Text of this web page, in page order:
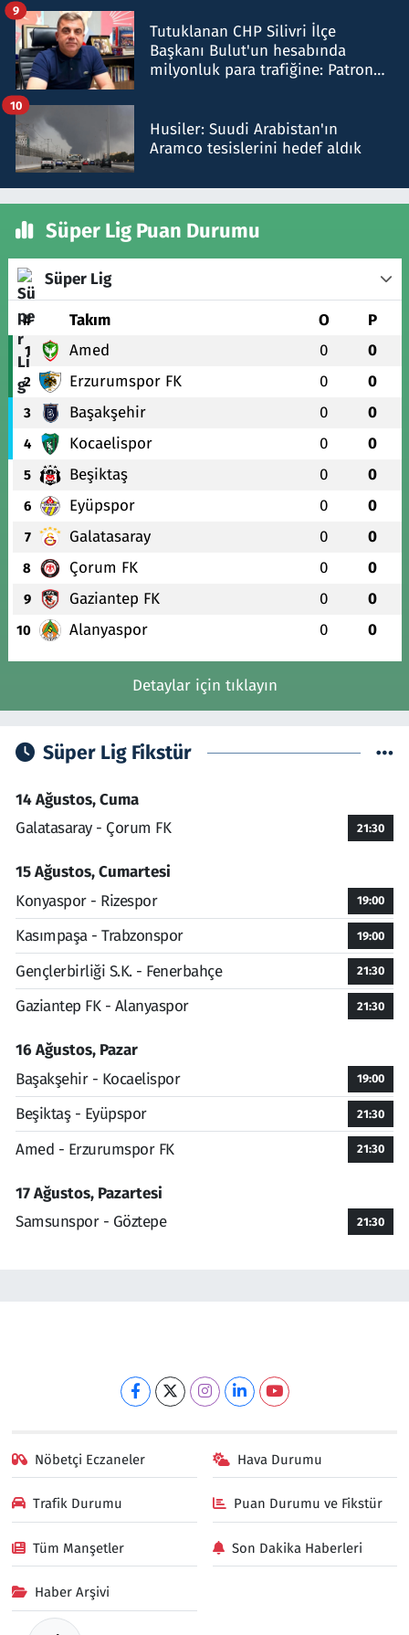
Tutuklanan CHP Silivri İlçe
Başkanı Bulut'un hesabında
milyonluk para trafiğine: Patron
9
Husiler: Suudi Arabistan'ın
Aramco tesislerini hedef aldık
10
Süper Lig Puan Durumu
Süper Lig
# Takım O P
1 Amed 0 0
2 Erzurumspor FK 0 0
3 Başakşehir 0 0
4 Kocaelispor 0 0
5 Beşiktaş 0 0
6 Eyüpspor 0 0
7 Galatasaray 0 0
8 Çorum FK 0 0
9 Gaziantep FK 0 0
10 Alanyaspor 0 0
Detaylar için tıklayın
Süper Lig Fikstür
14 Ağustos, Cuma
Galatasaray - Çorum FK
21:30
15 Ağustos, Cumartesi
Konyaspor - Rizespor
19:00
Kasımpaşa - Trabzonspor 19:00
Gençlerbirliği S.K. - Fenerbahçe 21:30
Gaziantep FK - Alanyaspor 21:30
16 Ağustos, Pazar
Başakşehir - Kocaelispor
19:00
Beşiktaş - Eyüpspor 21:30
Amed - Erzurumspor FK 21:30
17 Ağustos, Pazartesi
Samsunspor - Göztepe
21:30
Nöbetçi Eczaneler Hava Durumu
Trafik Durumu Puan Durumu ve Fikstür
Tüm Manşetler Son Dakika Haberleri
Haber Arşivi